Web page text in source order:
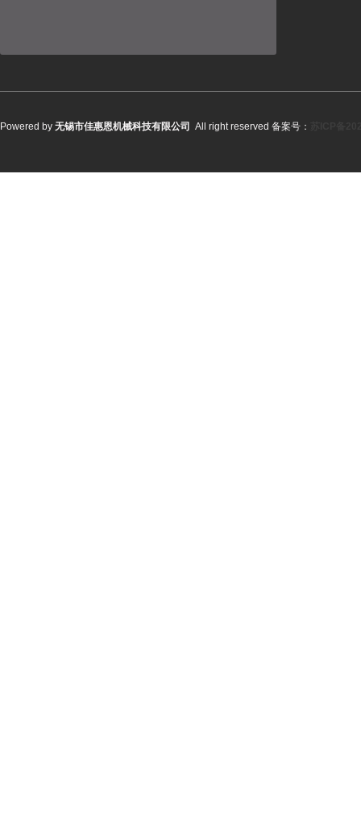
Powered by 无锡市佳惠恩机械科技有限公司 All right reserved 备案号：